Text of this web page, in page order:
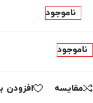
ناموجود
ناموجود
مقايسه
افزودن